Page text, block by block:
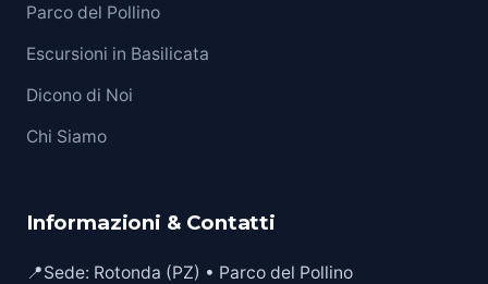
Parco del Pollino
Escursioni in Basilicata
Dicono di Noi
Chi Siamo
Informazioni & Contatti
📍Sede: Rotonda (PZ) • Parco del Pollino